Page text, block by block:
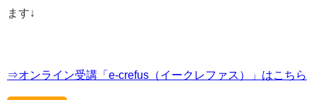
ます↓
⇒オンライン受講「e-crefus（イークレファス）」はこちら